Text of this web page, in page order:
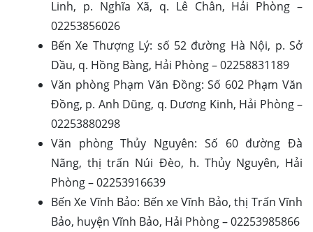
Linh, p. Nghĩa Xã, q. Lê Chân, Hải Phòng –
02253856026
Bến Xe Thượng Lý: số 52 đường Hà Nội, p. Sở
Dầu, q. Hồng Bàng, Hải Phòng – 02258831189
Văn phòng Phạm Văn Đồng: Số 602 Phạm Văn
Đồng, p. Anh Dũng, q. Dương Kinh, Hải Phòng –
02253880298
Văn phòng Thủy Nguyên: Số 60 đường Đà
Nãng, thị trấn Núi Đèo, h. Thủy Nguyên, Hải
Phòng – 02253916639
Bến Xe Vĩnh Bảo: Bến xe Vĩnh Bảo, thị Trấn Vĩnh
Bảo, huyện Vĩnh Bảo, Hải Phòng – 02253985866